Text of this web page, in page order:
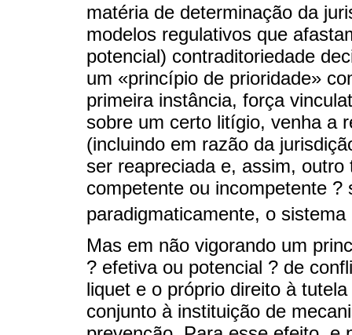
matéria de determinação da
modelos regulativos que
potencial) contraditoriedade
um «princípio de prioridade»
primeira instância, força
sobre um certo litígio, venha a
(incluindo em razão da
ser reapreciada e, assim,
competente ou incompetente ?
paradigmaticamente, o sistema
Mas em não vigorando um
? efetiva ou potencial ? de
liquet e o próprio direito à
conjunto à instituição de